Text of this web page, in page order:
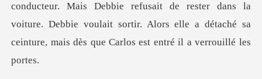
conducteur. Mais Debbie refusait de rester dans la
voiture. D